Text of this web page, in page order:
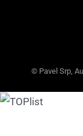
© Pavel Srp,